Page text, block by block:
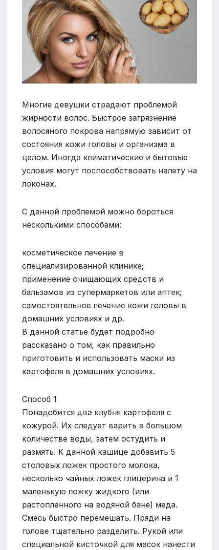
Многие девушки страдают проблемой
жирности волос. Быстрое загрязнение
волосяного покрова напрямую зависит от
состояния кожи головы и организма в
целом. Иногда климатические и бытовые
условия могут поспособствовать налету на
локонах.
С данной проблемой можно бороться
несколькими способами:
косметическое лечение в
специализированной клинике;
применение очищающих средств и
бальзамов из супермаркетов или аптек;
самостоятельное лечение кожи головы в
домашних условиях и др.
В данной статье будет подробно
рассказано о том, как правильно
приготовить и использовать маски из
картофеля в домашних условиях.
Способ 1
Понадобится два клубня картофеля с
кожурой. Их следует варить в большом
количестве воды, затем остудить и
размять. К данной кашице добавить 5
столовых ложек простого молока,
несколько чайных ложек глицерина и 1
маленькую ложку жидкого (или
растопленного на водяной бане) меда.
Смесь быстро перемешать. Пряди на
голове тщательно разделить. Рукой или
специальной кисточкой для масок нанести